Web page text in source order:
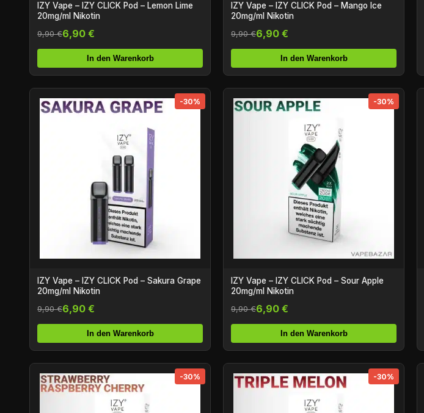
IZY Vape – IZY CLICK Pod – Lemon Lime
20mg/ml Nikotin
9,90 €6,90 €
In den Warenkorb
IZY Vape – IZY CLICK Pod – Mango Ice
20mg/ml Nikotin
9,90 €6,90 €
In den Warenkorb
-30%
IZY Vape – IZY CLICK Pod – Sakura Grape
20mg/ml Nikotin
9,90 €6,90 €
In den Warenkorb
-30%
IZY Vape – IZY CLICK Pod – Sour Apple
20mg/ml Nikotin
9,90 €6,90 €
In den Warenkorb
-30% -30%